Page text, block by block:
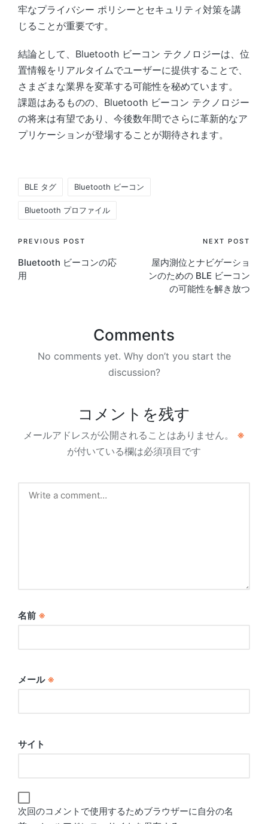
牢なプライバシー ポリシーとセキュリティ対策を講
じることが重要です。
結論として、Bluetooth ビーコン テクノロジーは、位
置情報をリアルタイムでユーザーに提供することで、
さまざまな業界を変革する可能性を秘めています。
課題はあるものの、Bluetooth ビーコン テクノロジー
の将来は有望であり、今後数年間でさらに革新的なア
プリケーションが登場することが期待されます。
BLE タグ Bluetooth ビーコン
Bluetooth プロファイル
Post
navigation
PREVIOUS POST
Bluetooth ビーコンの応
用
NEXT POST
屋内測位とナビゲーショ
ンのための BLE ビーコン
の可能性を解き放つ
Comments
No comments yet. Why don’t you start the
discussion?
コメントを残す
メールアドレスが公開されることはありません。
※
が付いている欄は必須項目です
名前 ※
メール ※
サイト
次回のコメントで使用するためブラウザーに自分の名